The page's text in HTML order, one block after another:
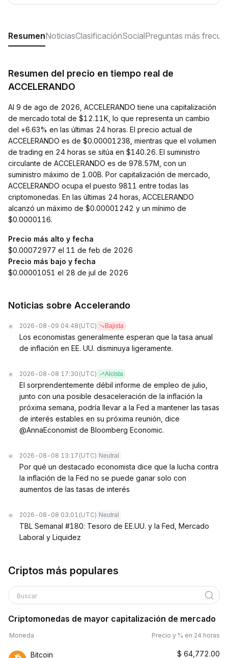
ResumenNoticiasClasificaciónSocialPreguntas más
Resumen del precio en tiempo real de
ACCELERANDO
Al 9 de ago de 2026, ACCELERANDO tiene una capitalización
de mercado total de $12.11K, lo que representa un cambio
del +6.63% en las últimas 24 horas. El precio actual de
ACCELERANDO es de $0.00001238, mientras que el volumen
de trading en 24 horas se sitúa en $140.26. El suministro
circulante de ACCELERANDO es de 978.57M, con un
suministro máximo de 1.00B. Por capitalización de mercado,
ACCELERANDO ocupa el puesto 9811 entre todas las
criptomonedas. En las últimas 24 horas, ACCELERANDO
alcanzó un máximo de $0.00001242 y un mínimo de
$0.0000116.
Precio más alto y fecha
$0.00072977 el 11 de feb de 2026
Precio más bajo y fecha
$0.00001051 el 28 de jul de 2026
Noticias sobre Accelerando
2026-08-09 04:48 (UTC) Bajista
Los economistas generalmente esperan que la tasa anual
de inflación en EE. UU. disminuya ligeramente.
2026-08-08 17:30 (UTC) Alcista
El sorprendentemente débil informe de empleo de julio,
junto con una posible desaceleración de la inflación la
próxima semana, podría llevar a la Fed a mantener las tasas
de interés estables en su próxima reunión, dice
@AnnaEconomist de Bloomberg Economic.
2026-08-08 13:17 (UTC) Neutral
Por qué un destacado economista dice que la lucha contra
la inflación de la Fed no se puede ganar solo con
aumentos de las tasas de interés
2026-08-08 03:01 (UTC) Neutral
TBL Semanal #180: Tesoro de EE.UU. y la Fed, Mercado
Laboral y Liquidez
Criptos más populares
Buscar
Criptomonedas de mayor capitalización de mercado
Moneda Precio y % en 24 horas
Bitcoin $ 64,772.00